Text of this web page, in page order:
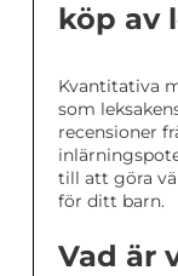
köp av
Kvantitativa
som
recensioner
till att göra
för ditt barn.
Vad är